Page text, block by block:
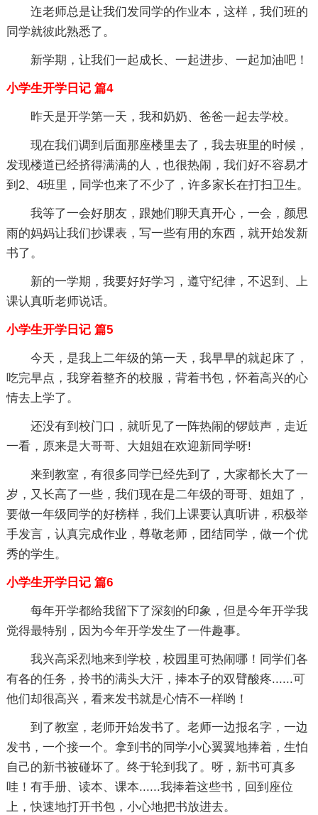
迮老师总是让我们发同学的作业本，这样，我们班的
同学就彼此熟悉了。
新学期，让我们一起成长、一起进步、一起加油吧！
小学生开学日记 篇4
昨天是开学第一天，我和奶奶、爸爸一起去学校。
现在我们调到后面那座楼里去了，我去班里的时候，
发现楼道已经挤得满满的人，也很热闹，我们好不容易才
到2、4班里，同学也来了不少了，许多家长在打扫卫生。
我等了一会好朋友，跟她们聊天真开心，一会，颜思
雨的妈妈让我们抄课表，写一些有用的东西，就开始发新
书了。
新的一学期，我要好好学习，遵守纪律，不迟到、上
课认真听老师说话。
小学生开学日记 篇5
今天，是我上二年级的第一天，我早早的就起床了，
吃完早点，我穿着整齐的校服，背着书包，怀着高兴的心
情去上学了。
还没有到校门口，就听见了一阵热闹的锣鼓声，走近
一看，原来是大哥哥、大姐姐在欢迎新同学呀!
来到教室，有很多同学已经先到了，大家都长大了一
岁，又长高了一些，我们现在是二年级的哥哥、姐姐了，
要做一年级同学的好榜样，我们上课要认真听讲，积极举
手发言，认真完成作业，尊敬老师，团结同学，做一个优
秀的学生。
小学生开学日记 篇6
每年开学都给我留下了深刻的印象，但是今年开学我
觉得最特别，因为今年开学发生了一件趣事。
我兴高采烈地来到学校，校园里可热闹哪！同学们各
有各的任务，拎书的满头大汗，捧本子的双臂酸疼......可
他们却很高兴，看来发书就是心情不一样哟！
到了教室，老师开始发书了。老师一边报名字，一边
发书，一个接一个。拿到书的同学小心翼翼地捧着，生怕
自己的新书被碰坏了。终于轮到我了。呀，新书可真多
哇！有手册、读本、课本......我捧着这些书，回到座位
上，快速地打开书包，小心地把书放进去。